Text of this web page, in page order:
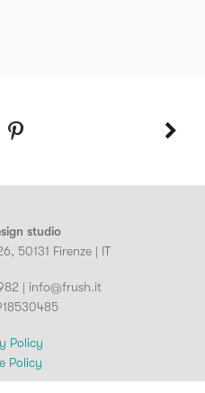
studio
50131 Firenze | IT
| info@frush.it
Policy
Policy